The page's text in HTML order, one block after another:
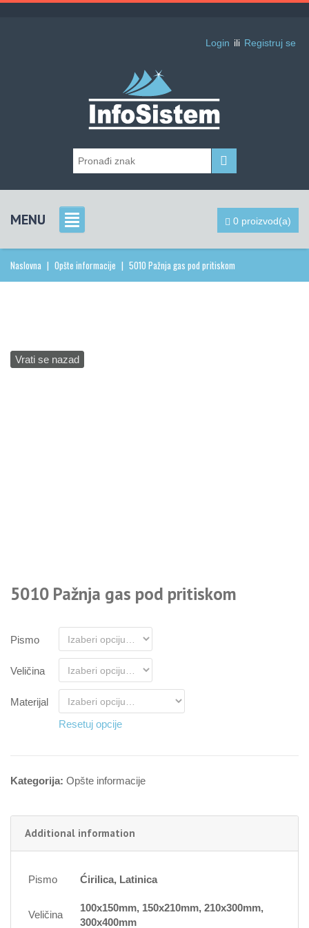
Login ili Registruj se
MENU 0 proizvod(a)
Naslovna | Opšte informacije | 5010 Pažnja gas pod pritiskom
Vrati se nazad
5010 Pažnja gas pod pritiskom
Pismo
Veličina
Materijal
Resetuj opcije
Kategorija: Opšte informacije
Additional information
Pismo Ćirilica, Latinica
Veličina
100x150mm, 150x210mm, 210x300mm,
300x400mm